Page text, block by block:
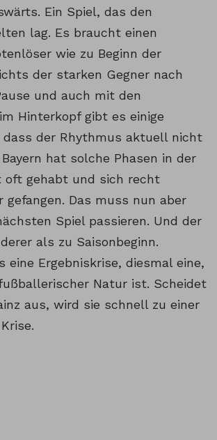
Ein Spiel, das den
lag. Es braucht einen
wie zu Beginn der
der starken Gegner nach
und auch mit den
Hinterkopf gibt es einige
dass der Rhythmus aktuell nicht
hat solche Phasen in der
oft gehabt und sich recht
gefangen. Das muss nun aber
Spiel passieren. Und der
als zu Saisonbeginn.
eine Ergebniskrise, diesmal eine,
Natur ist. Scheidet
aus, wird sie schnell zu einer